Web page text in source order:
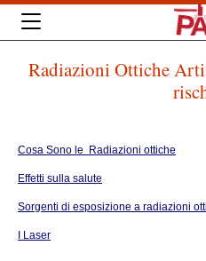
Radiazioni Ottiche
Cosa Sono le Radiazioni ottiche
Effetti sulla salute
Sorgenti di esposizione a radiazioni
I Laser